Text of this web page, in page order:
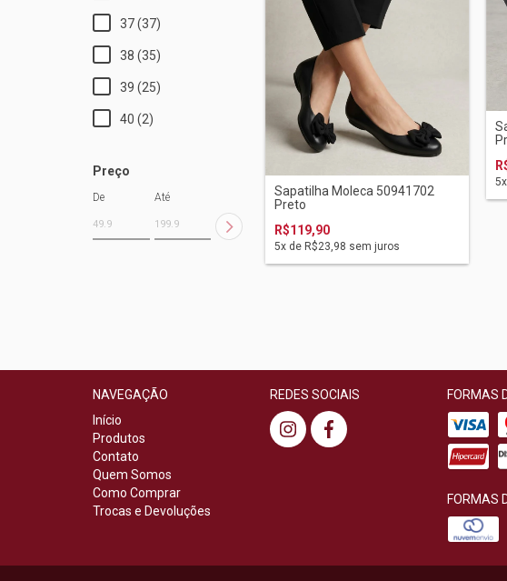
37 (37)
38 (35)
39 (25)
40 (2)
Preço
De Até
Sapatilha Moleca 50941702
Preto
R$119,90
5x de R$23,98 sem juros
5
NAVEGAÇÃO
Início
Produtos
Contato
Quem Somos
Como Comprar
Trocas e Devoluções
REDES SOCIAIS FORMAS
FORMAS